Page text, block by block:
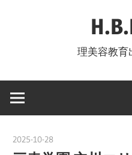
ツ
ス
理美容教育
2025-10-28